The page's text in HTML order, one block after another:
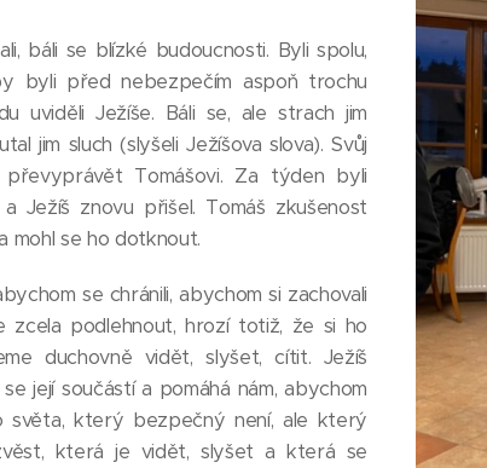
báli se blízké budoucnosti. Byli spolu,
byli před nebezpečím aspoň trochu
uviděli Ježíše. Báli se, ale strach jim
jim sluch (slyšeli Ježíšova slova). Svůj
Tomášovi. Za týden byli
Ježíš znovu přišel. Tomáš zkušenost
mohl se ho dotknout.
se chránili, abychom si zachovali
zcela podlehnout, hrozí totiž, že si ho
duchovně vidět, slyšet, cítit. Ježíš
její součástí a pomáhá nám, abychom
světa, který bezpečný není, ale který
která je vidět, slyšet a která se